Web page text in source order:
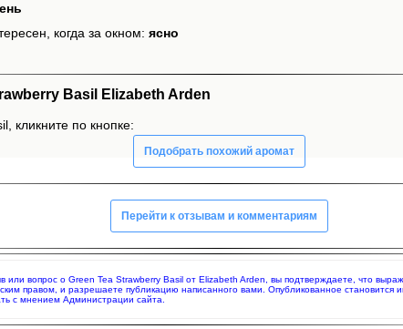
когда за окном: ясно
Basil Elizabeth Arden
кликните по кнопке:
Подобрать похожий аромат
Перейти к отзывам и комментариям
или вопрос о Green Tea Strawberry Basil от Elizabeth Arden, вы подтверждаете, что
правом, и разрешаете публикацию написанного вами. Опубликованное становится
с мнением Администрации сайта.